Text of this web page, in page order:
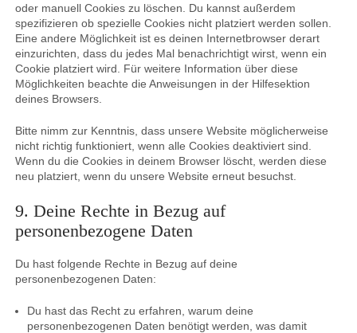
oder manuell Cookies zu löschen. Du kannst außerdem
spezifizieren ob spezielle Cookies nicht platziert werden sollen.
Eine andere Möglichkeit ist es deinen Internetbrowser derart
einzurichten, dass du jedes Mal benachrichtigt wirst, wenn ein
Cookie platziert wird. Für weitere Information über diese
Möglichkeiten beachte die Anweisungen in der Hilfesektion
deines Browsers.
Bitte nimm zur Kenntnis, dass unsere Website möglicherweise
nicht richtig funktioniert, wenn alle Cookies deaktiviert sind.
Wenn du die Cookies in deinem Browser löscht, werden diese
neu platziert, wenn du unsere Website erneut besuchst.
9. Deine Rechte in Bezug auf
personenbezogene Daten
Du hast folgende Rechte in Bezug auf deine
personenbezogenen Daten:
Du hast das Recht zu erfahren, warum deine
personenbezogenen Daten benötigt werden, was damit